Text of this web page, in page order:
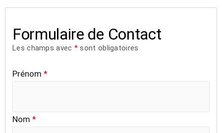
Formulaire de Contact
Les champs avec * sont obligatoires
Prénom *
Nom *